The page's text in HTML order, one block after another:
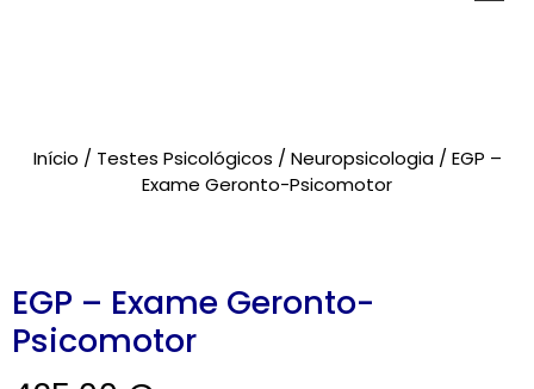
Brinquedos
Início / Testes Psicológicos / Neuropsicologia/ EGP –
Exame Geronto-Psicomotor
EGP – Exame Geronto-
Psicomotor